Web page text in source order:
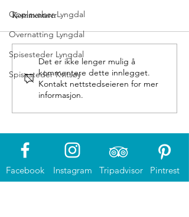
Opplevelser Lyngdal
Overnatting Lyngdal
Spisesteder Lyngdal
Spisesteder Kvitsøy
Grønnes sjøbad
Kommentarer
Det er ikke lenger mulig å
kommentere dette innlegget.
Kontakt nettstedseieren for mer
informasjon.
Facebook Instagram Pintrest
Tripadvisor